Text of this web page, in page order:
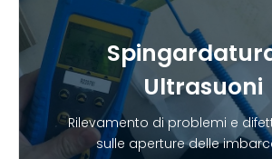
Ultrasuoni
Rilevamento di problemi e
sulle aperture delle